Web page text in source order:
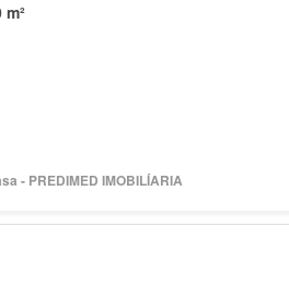
m²
- PREDIMED IMOBILÍARIA